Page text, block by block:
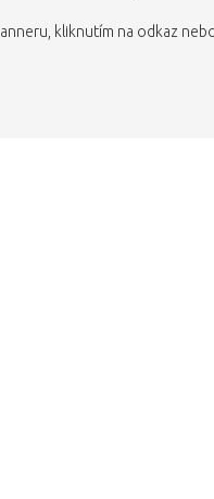
kliknutím na odkaz